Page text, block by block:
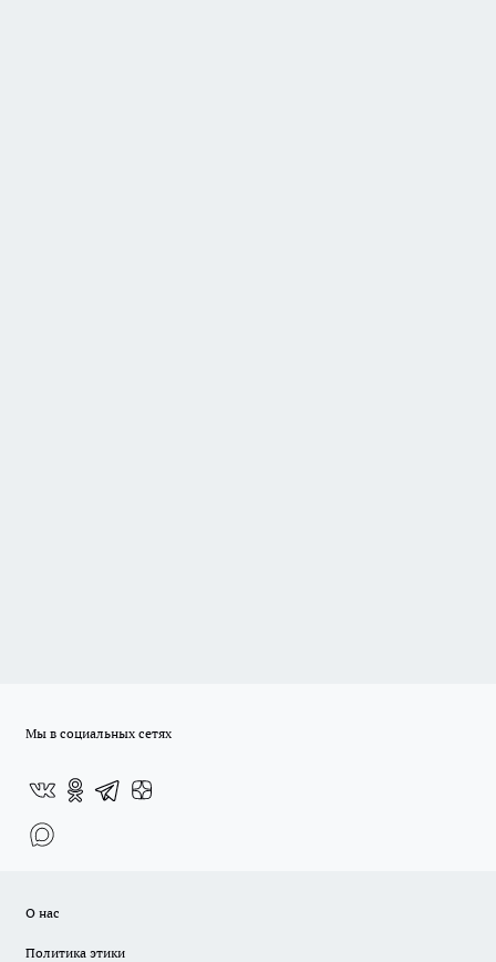
Мы в социальных сетях
О нас
Политика этики